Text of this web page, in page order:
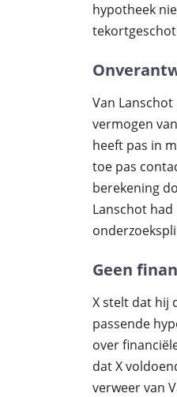
hypotheek
Van
vermogen
heeft pas in
toe pas
berekening
Lanschot
Geen
X stelt dat hij
passende
over
dat X
verweer van